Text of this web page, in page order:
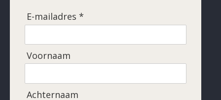
E-mailadres *
Voornaam
Achternaam